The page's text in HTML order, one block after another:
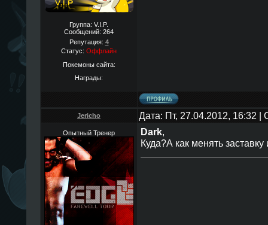
Группа: V.I.P.
Сообщений: 264
Репутация: 4
Статус: Оффлайн
Покемоны сайта:
Награды:
Jericho Дата: Пт, 27.04.2012, 16:32
Опытный Тренер Dark,
Куда?А как менять заставку